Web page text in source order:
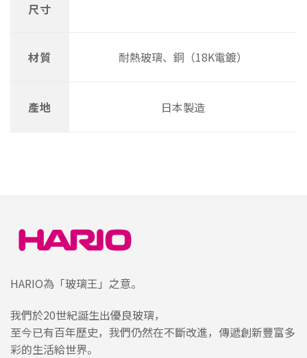
尺寸
材質 耐熱玻璃、銅（18K電鍍）
產地 日本製造
HARIO為「玻璃王」之意。
我們於20世紀誕生出優良玻璃，
至今已有百年歷史，我們仍然在不斷改進，傳遞創新豐富多
彩的生活給世界。